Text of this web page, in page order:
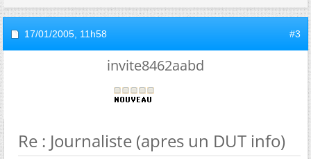
17/01/2005, 11h58 #3
invite8462aabd
Re : Journaliste (apres un DUT info)